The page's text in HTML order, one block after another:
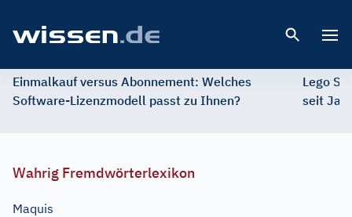
Einmalkauf versus Abonnement: Welches
Software-Lizenzmodell passt zu Ihnen?
Lego
seit
Wahrig Fremdwörterlexikon
Maquis